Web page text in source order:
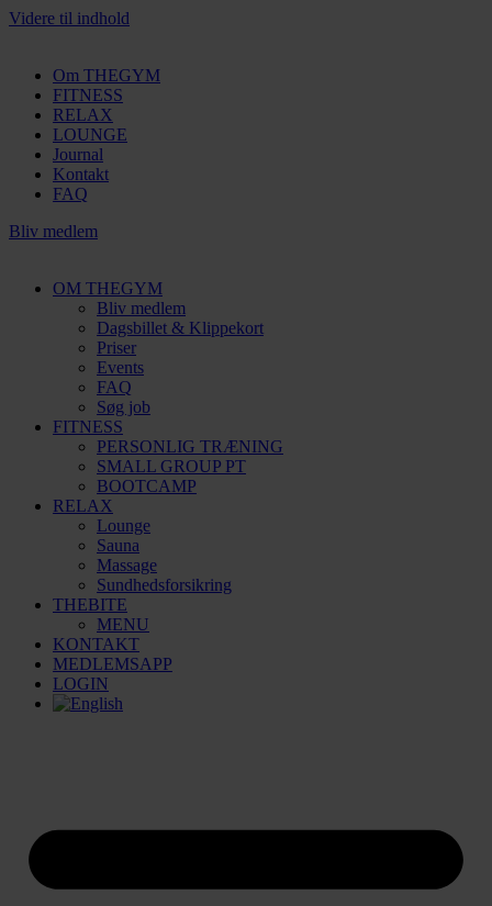
Videre til indhold
Om THEGYM
FITNESS
RELAX
LOUNGE
Journal
Kontakt
FAQ
Bliv medlem
OM THEGYM
Bliv medlem
Dagsbillet & Klippekort
Priser
Events
FAQ
Søg job
FITNESS
PERSONLIG TRÆNING
SMALL GROUP PT
BOOTCAMP
RELAX
Lounge
Sauna
Massage
Sundhedsforsikring
THEBITE
MENU
KONTAKT
MEDLEMSAPP
LOGIN